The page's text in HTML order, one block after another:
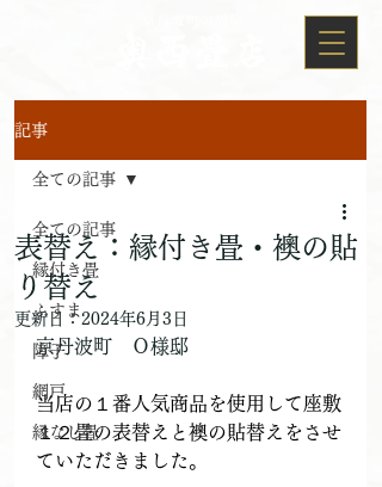
記事
全ての記事
縁付き畳
ふすま
障子
網戸
縁なし畳
全ての記事
表替え：縁付き畳・襖の貼
り替え
更新日：2024年6月3日
京丹波町　Ｏ様邸
当店の１番人気商品を使用して座敷
１２畳の表替えと襖の貼替えをさせ
ていただきました。